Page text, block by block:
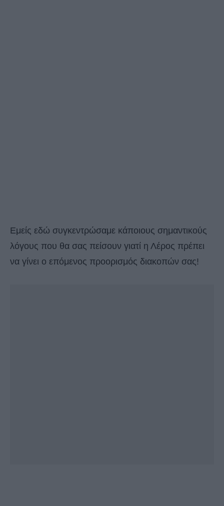
Εμείς εδώ συγκεντρώσαμε κάποιους σημαντικούς
λόγους που θα σας πείσουν γιατί η Λέρος πρέπει
να γίνει ο επόμενος προορισμός διακοπών σας!